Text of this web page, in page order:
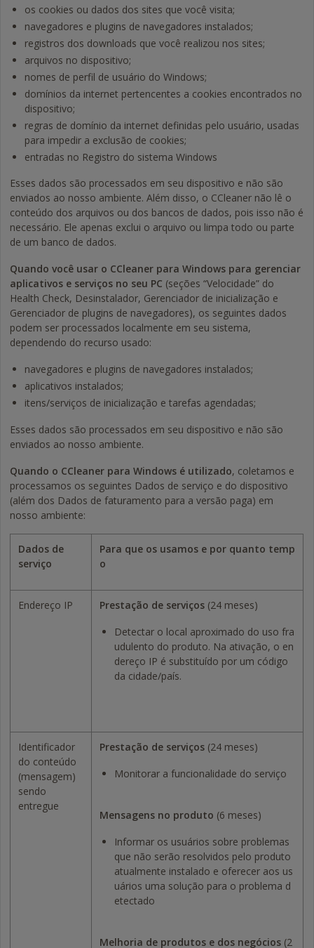
os cookies ou dados dos sites que você visita;
navegadores e plugins de navegadores instalados;
registros dos downloads que você realizou nos sites;
arquivos no dispositivo;
nomes de perfil de usuário do Windows;
domínios da internet pertencentes a cookies encontrados no
dispositivo;
regras de domínio da internet definidas pelo usuário, usadas
para impedir a exclusão de cookies;
entradas no Registro do sistema Windows
Esses dados são processados em seu dispositivo e não são
enviados ao nosso ambiente. Além disso, o CCleaner não lê o
conteúdo dos arquivos ou dos bancos de dados, pois isso não é
necessário. Ele apenas exclui o arquivo ou limpa todo ou parte
de um banco de dados.
Quando você usar o CCleaner para Windows para gerenciar
aplicativos e serviços no seu PC (seções “Velocidade” do
Health Check, Desinstalador, Gerenciador de inicialização e
Gerenciador de plugins de navegadores), os seguintes dados
podem ser processados localmente em seu sistema,
dependendo do recurso usado:
navegadores e plugins de navegadores instalados;
aplicativos instalados;
itens/serviços de inicialização e tarefas agendadas;
Esses dados são processados em seu dispositivo e não são
enviados ao nosso ambiente.
Quando o CCleaner para Windows é utilizado, coletamos e
processamos os seguintes Dados de serviço e do dispositivo
(além dos Dados de faturamento para a versão paga) em
nosso ambiente:
Dados de
serviço
Para que os usamos e por quanto temp
o
Endereço IP Prestação de serviços (24 meses)
Detectar o local aproximado do uso fra
udulento do produto. Na ativação, o en
dereço IP é substituído por um código
da cidade/país.
Identificador
do conteúdo
(mensagem)
sendo
entregue
Prestação de serviços (24 meses)
Monitorar a funcionalidade do serviço
Mensagens no produto (6 meses)
Informar os usuários sobre problemas
que não serão resolvidos pelo produto
atualmente instalado e oferecer aos us
uários uma solução para o problema d
etectado
Melhoria de produtos e dos negócios(2